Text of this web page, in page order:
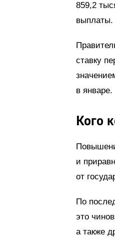
859,2
выплаты.
ставку
в январе.
Кого
и
от
По
это
а также